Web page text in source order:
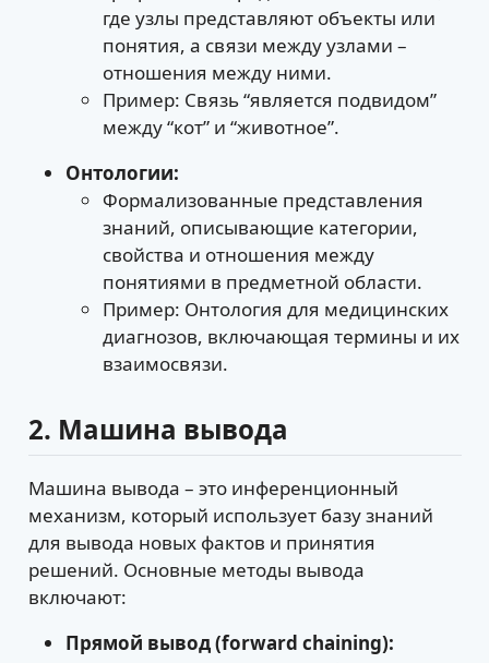
где узлы представляют объекты или
понятия, а связи между узлами –
отношения между ними.
Пример: Связь “является подвидом”
между “кот” и “животное”.
Онтологии:
Формализованные представления
знаний, описывающие категории,
свойства и отношения между
понятиями в предметной области.
Пример: Онтология для медицинских
диагнозов, включающая термины и их
взаимосвязи.
2. Машина вывода
Машина вывода – это инференционный
механизм, который использует базу знаний
для вывода новых фактов и принятия
решений. Основные методы вывода
включают:
Прямой вывод (forward chaining):